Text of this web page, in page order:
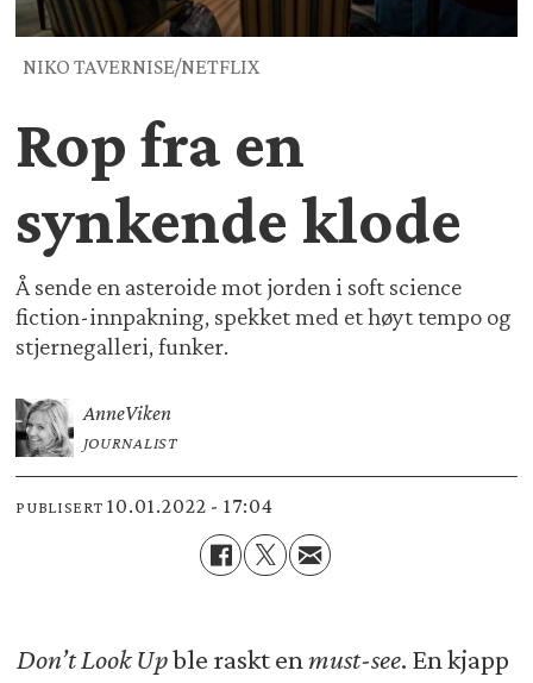
NIKO TAVERNISE/NETFLIX
Rop fra en
synkende klode
Å sende en asteroide mot jorden i soft science
fiction-innpakning, spekket med et høyt tempo og
stjernegalleri, funker.
AnneViken
JOURNALIST
PUBLISERT 10.01.2022 - 17:04
Don’t Look Upble raskt enmust-see. En kjapp